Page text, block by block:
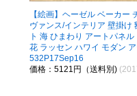
【絵画】ヘーゼル ベーカー
ヴァンス/インテリア 壁掛け
ト 海 ひまわり アートパネ
花 ラッセン ハワイ モダン
532P17Sep16
価格：5121円（送料別)